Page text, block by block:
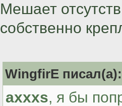
Мешает
собственно
WingfirE писал(а):
axxxs, я бы